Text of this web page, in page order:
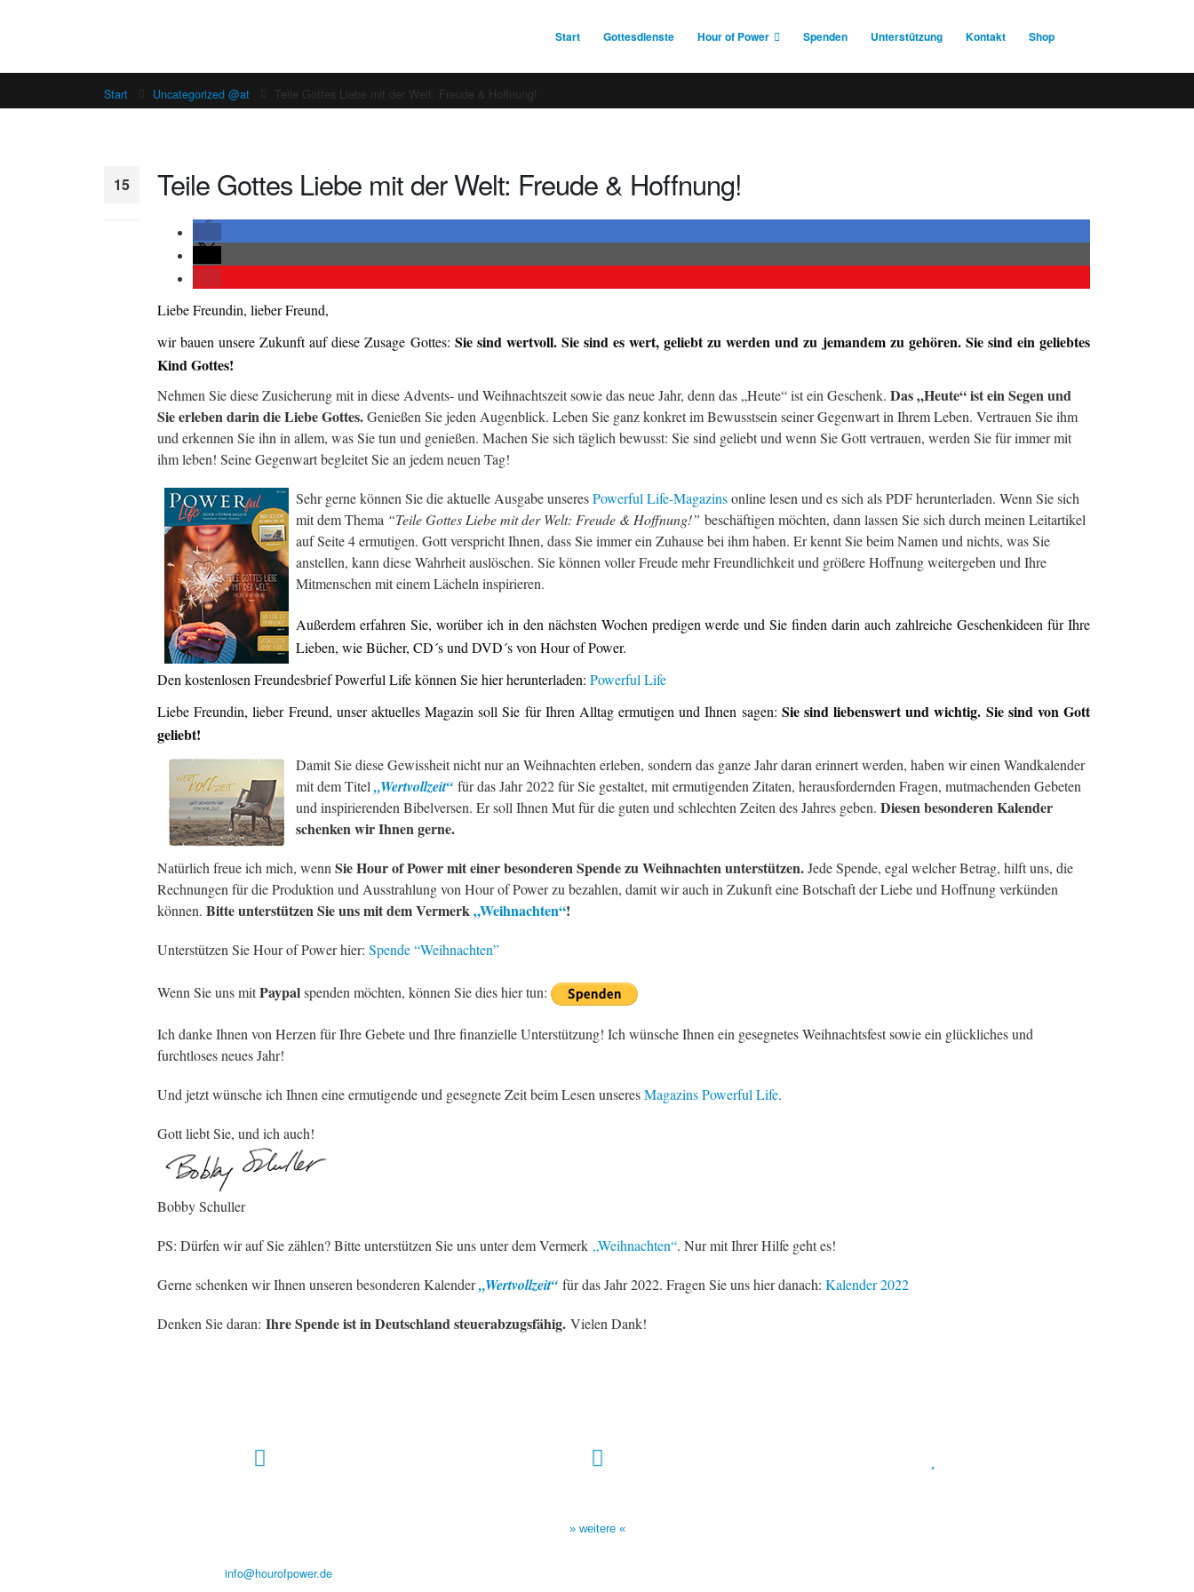
Start Gottesdienste Hour of Power Spenden Unterstützung Kontakt Shop
Start Uncategorized @at Teile Gottes Liebe mit der Welt: Freude & Hoffnung!
15 Teile Gottes Liebe mit der Welt: Freude & Hoffnung!
Liebe Freundin, lieber Freund,
wir bauen unsere Zukunft auf diese Zusage Gottes: Sie sind wertvoll. Sie sind es wert, geliebt zu werden und zu jemandem zu gehören. Sie sind ein geliebtes
Kind Gottes!
Nehmen Sie diese Zusicherung mit in diese Advents- und Weihnachtszeit sowie das neue Jahr, denn das „Heute“ ist ein Geschenk. Das „Heute“ ist ein Segen und
Sie erleben darin die Liebe Gottes.Genießen Sie jeden Augenblick. Leben Sie ganz konkret im Bewusstsein seiner Gegenwart in Ihrem Leben. Vertrauen Sie ihm
und erkennen Sie ihn in allem, was Sie tun und genießen. Machen Sie sich täglich bewusst: Sie sind geliebt und wenn Sie Gott vertrauen, werden Sie für immer mit
ihm leben! Seine Gegenwart begleitet Sie an jedem neuen Tag!
Sehr gerne können Sie die aktuelle Ausgabe unseresPowerful Life-Magazinsonline lesen und es sich als PDF herunterladen. Wenn Sie sich
mit dem Thema “Teile Gottes Liebe mit der Welt: Freude & Hoffnung!” beschäftigen möchten, dann lassen Sie sich durch meinen Leitartikel
auf Seite 4 ermutigen. Gott verspricht Ihnen, dass Sie immer ein Zuhause bei ihm haben. Er kennt Sie beim Namen und nichts, was Sie
anstellen, kann diese Wahrheit auslöschen. Sie können voller Freude mehr Freundlichkeit und größere Hoffnung weitergeben und Ihre
Mitmenschen mit einem Lächeln inspirieren.
Außerdem erfahren Sie, worüber ich in den nächsten Wochen predigen werde und Sie finden darin auch zahlreiche Geschenkideen für Ihre
Lieben, wie Bücher, CD´s und DVD´s von Hour of Power.
Den kostenlosen Freundesbrief Powerful Life können Sie hier herunterladen: Powerful Life
Liebe Freundin, lieber Freund, unser aktuelles Magazin soll Sie für Ihren Alltag ermutigen und Ihnen sagen: Sie sind liebenswert und wichtig. Sie sind von Gott
geliebt!
Damit Sie diese Gewissheit nicht nur an Weihnachten erleben, sondern das ganze Jahr daran erinnert werden, haben wir einen Wandkalender
mit dem Titel „Wertvollzeit“ für das Jahr 2022 für Sie gestaltet, mit ermutigenden Zitaten, herausfordernden Fragen, mutmachenden Gebeten
und inspirierenden Bibelversen. Er soll Ihnen Mut für die guten und schlechten Zeiten des Jahres geben. Diesen besonderen Kalender
schenken wir Ihnen gerne.
Natürlich freue ich mich, wenn Sie Hour of Power mit einer besonderen Spende zu Weihnachten unterstützen.Jede Spende, egal welcher Betrag, hilft uns, die
Rechnungen für die Produktion und Ausstrahlung von Hour of Power zu bezahlen, damit wir auch in Zukunft eine Botschaft der Liebe und Hoffnung verkünden
können. Bitte unterstützen Sie uns mit dem Vermerk„Weihnachten“!
Unterstützen Sie Hour of Power hier: Spende “Weihnachten”
Wenn Sie uns mitPaypalspenden möchten, können Sie dies hier tun:
Ich danke Ihnen von Herzen für Ihre Gebete und Ihre finanzielle Unterstützung! Ich wünsche Ihnen ein gesegnetes Weihnachtsfest sowie ein glückliches und
furchtloses neues Jahr!
Und jetzt wünsche ich Ihnen eine ermutigende und gesegnete Zeit beim Lesen unseresMagazins Powerful Life.
Gott liebt Sie, und ich auch!
Bobby Schuller
PS: Dürfen wir auf Sie zählen? Bitte unterstützen Sie uns unter dem Vermerk „Weihnachten“. Nur mit Ihrer Hilfe geht es!
Gerne schenken wir Ihnen unseren besonderen Kalender„Wertvollzeit“ für das Jahr 2022. Fragen Sie uns hier danach: Kalender 2022
Denken Sie daran: Ihre Spende ist in Deutschland steuerabzugsfähig. Vielen Dank!
info@hourofpower.de
» weitere «